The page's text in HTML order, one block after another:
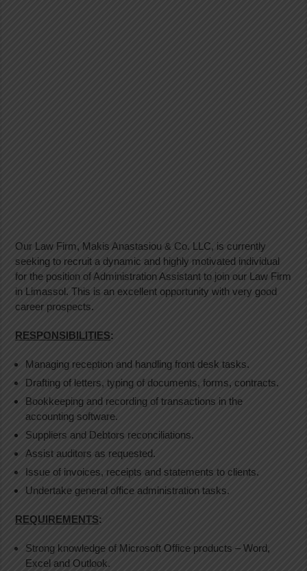
Our Law Firm, Makis Anastasiou & Co. LLC, is currently
seeking to recruit a dynamic and highly motivated individual
for the position of Administration Assistant to join our Law Firm
in Limassol. This is an excellent opportunity with very good
career prospects.
RESPONSIBILITIES:
Managing reception and handling front desk tasks.
Drafting of letters, typing of documents, forms, contracts.
Bookkeeping and recording of transactions in the
accounting software.
Suppliers and Debtors reconciliations.
Assist auditors as requested.
Issue of invoices, receipts and statements to clients.
Undertake general office administration tasks.
REQUIREMENTS:
Strong knowledge of Microsoft Office products – Word,
Excel and Outlook.